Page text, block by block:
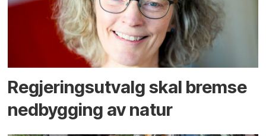
Regjerings­utvalg skal bremse
ned­bygging av natur